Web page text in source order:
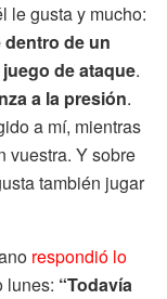
le gusta y mucho:
dentro de un
de ataque.
a la presión.
a mí, mientras
vuestra. Y sobre
también jugar
respondió lo
lunes: “Todavía